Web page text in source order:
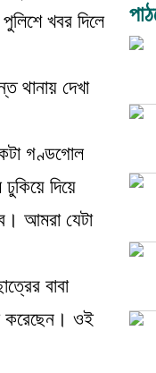
খবর দিলে
থানায় দেখা
গণ্ডগোল
দিয়ে
আমরা যেটা
বাবা
করেছেন। ওই